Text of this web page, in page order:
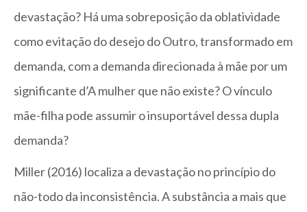
devastação? Há uma sobreposição da oblatividade
como evitação do desejo do Outro, transformado em
demanda, com a demanda direcionada à mãe por um
significante d’A mulher que não existe? O vínculo
mãe-filha pode assumir o insuportável dessa dupla
demanda?
Miller (2016) localiza a devastação no princípio do
não-todo da inconsistência. A substância a mais que